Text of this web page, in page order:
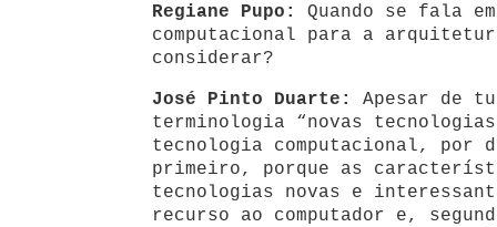
Regiane Pupo:
Quando se fala
computacional para a
considerar?
José Pinto Duarte:
Apesar de
terminologia “novas
tecnologia computacional, por
primeiro, porque as
tecnologias novas e
recurso ao computador e,